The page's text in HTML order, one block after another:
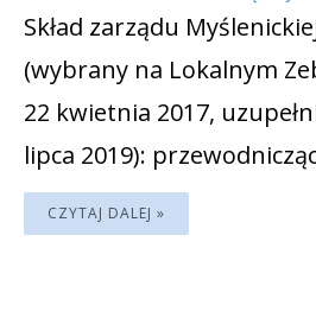
Skład zarządu
(wybrany na Lokalnym
22 kwietnia 2017,
lipca 2019):
CZYTAJ DALEJ »